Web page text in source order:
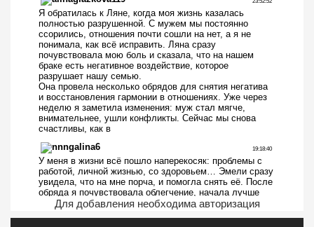
Для добавления необходима авторизация